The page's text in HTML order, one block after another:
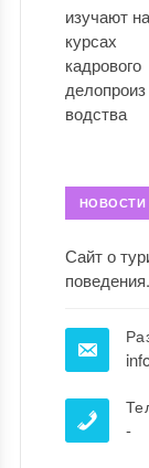
НОВОСТИ
Сайт о
поведения.
-